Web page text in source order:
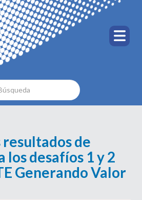
resultados de
los desafíos 1 y 2
Generando Valor